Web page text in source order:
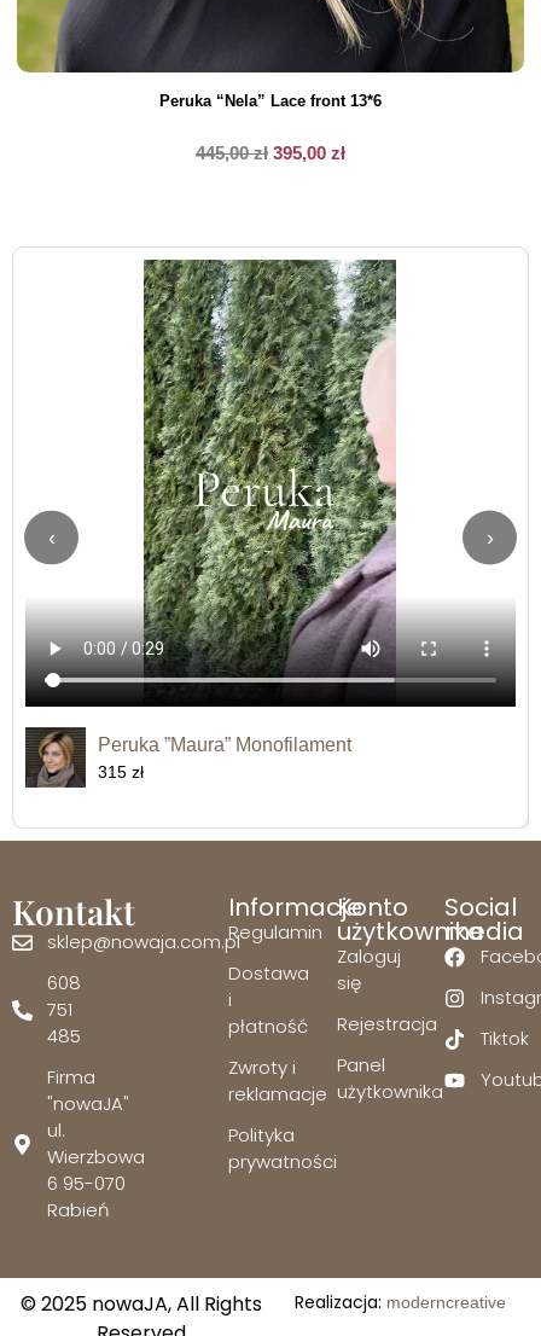
Peruka “Nela” Lace front 13*6
445,00zł 395,00 zł
‹ ›
Peruka ”Maura” Monofilament
315 zł
Kontakt
sklep@nowaja.com.pl
608
751
485
Firma
"nowaJA"
ul.
Wierzbowa
6 95-070
Rabień
Informacje
Regulamin
Dostawa
i
płatność
Zwroty i
reklamacje
Polityka
prywatności
Konto
użytkownika
Zaloguj
się
Rejestracja
Panel
użytkownika
Social
media
Tiktok
© 2025 nowaJA, All Rights
Realizacja: moderncreative